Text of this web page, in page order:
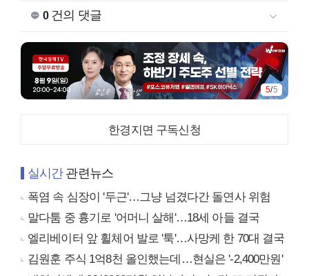
0건의 댓글
5/5
한경지면 구독신청
실시간관련뉴스
폭염 속 심장이 '두근'…그냥 넘겼다간 돌연사 위험
말다툼 중 흉기로 '어머니 살해'…18세 아들 결국
엘리베이터 앞 휠체어 발로 '툭'…사망케 한 70대 결국
김원훈 주식 1억8천 올인했는데…현실은 '-2,400만원'